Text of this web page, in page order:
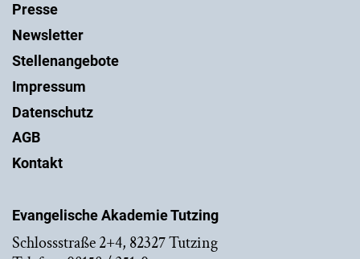
Evangelische Akademie Tutzing
Schlossstraße 2+4, 82327 Tutzing
Presse
Newsletter
Stellenangebote
Impressum
Datenschutz
AGB
Kontakt